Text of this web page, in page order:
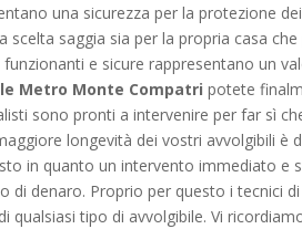
una sicurezza per la protezione
scelta saggia sia per la propria casa
e sicure rappresentano un
Metro Monte Compatri potete
sono pronti a intervenire per far sì
longevità dei vostri avvolgibili
in quanto un intervento immediato
di denaro. Proprio per questo i tecnici di
qualsiasi tipo di avvolgibile. Vi